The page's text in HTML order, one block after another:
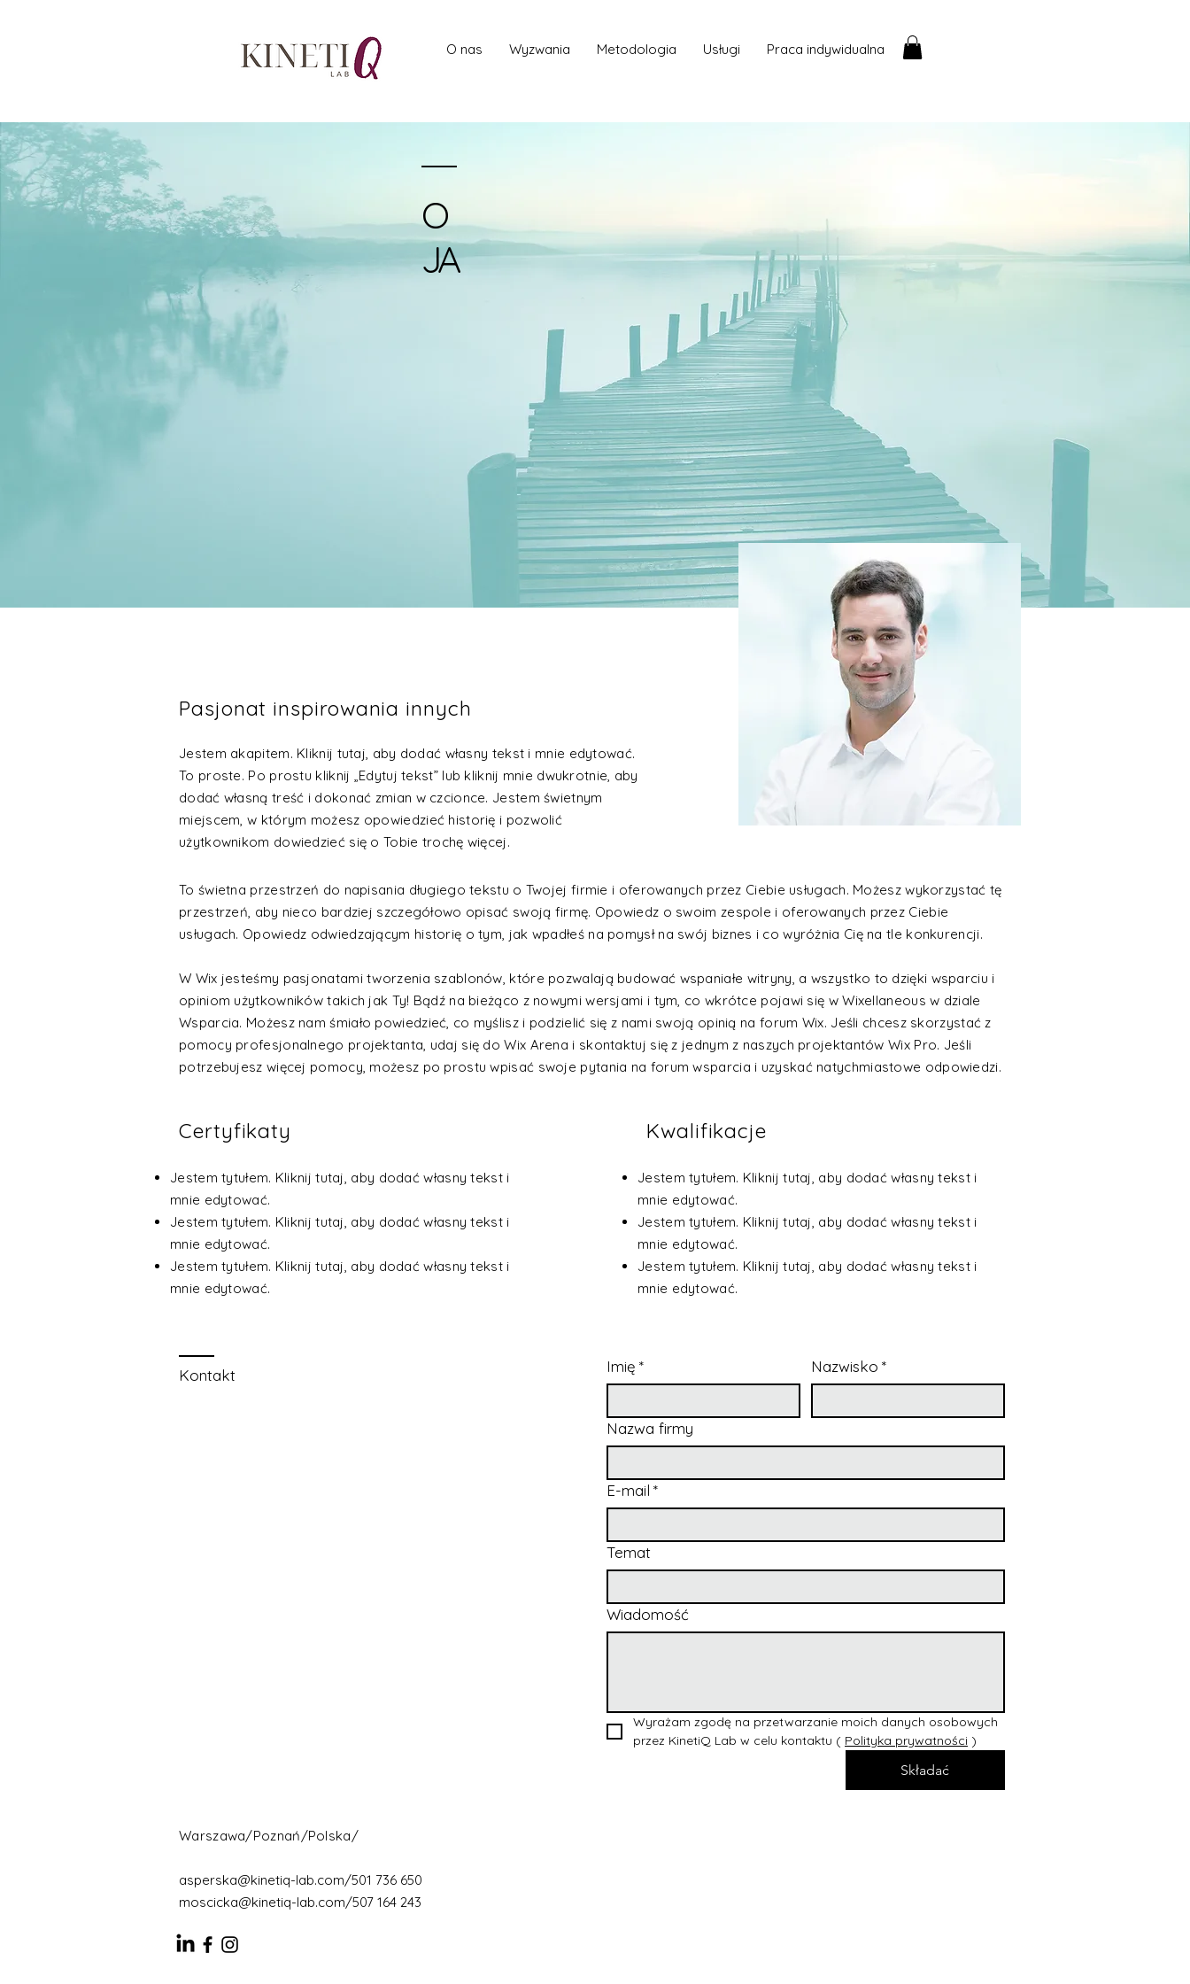
O nas Wyzwania Metodologia Usługi Praca indywidualna
O
JA
Pasjonat inspirowania innych
Jestem akapitem. Kliknij tutaj, aby dodać własny tekst i mnie edytować.
To proste. Po prostu kliknij „Edytuj tekst” lub kliknij mnie dwukrotnie, aby
dodać własną treść i dokonać zmian w czcionce. Jestem świetnym
miejscem, w którym możesz opowiedzieć historię i pozwolić
użytkownikom dowiedzieć się o Tobie trochę więcej.
To świetna przestrzeń do napisania długiego tekstu o Twojej firmie i oferowanych przez Ciebie usługach. Możesz wykorzystać tę
przestrzeń, aby nieco bardziej szczegółowo opisać swoją firmę. Opowiedz o swoim zespole i oferowanych przez Ciebie
usługach. Opowiedz odwiedzającym historię o tym, jak wpadłeś na pomysł na swój biznes i co wyróżnia Cię na tle konkurencji.
W Wix jesteśmy pasjonatami tworzenia szablonów, które pozwalają budować wspaniałe witryny, a wszystko to dzięki wsparciu i
opiniom użytkowników takich jak Ty! Bądź na bieżąco z nowymi wersjami i tym, co wkrótce pojawi się w Wixellaneous w dziale
Wsparcia. Możesz nam śmiało powiedzieć, co myślisz i podzielić się z nami swoją opinią na forum Wix. Jeśli chcesz skorzystać z
pomocy profesjonalnego projektanta, udaj się do Wix Arena i skontaktuj się z jednym z naszych projektantów Wix Pro. Jeśli
potrzebujesz więcej pomocy, możesz po prostu wpisać swoje pytania na forum wsparcia i uzyskać natychmiastowe odpowiedzi.
Certyfikaty
Jestem tytułem. Kliknij tutaj, aby dodać własny tekst i
mnie edytować.
Jestem tytułem. Kliknij tutaj, aby dodać własny tekst i
mnie edytować.
Jestem tytułem. Kliknij tutaj, aby dodać własny tekst i
mnie edytować.
Kwalifikacje
Jestem tytułem. Kliknij tutaj, aby dodać własny tekst i
mnie edytować.
Jestem tytułem. Kliknij tutaj, aby dodać własny tekst i
mnie edytować.
Jestem tytułem. Kliknij tutaj, aby dodać własny tekst i
mnie edytować.
Kontakt Imię * Nazwisko *
Nazwa firmy
E-mail *
Temat
Wiadomość
Wyrażam zgodę na przetwarzanie moich danych osobowych
przez KinetiQ Lab w celu kontaktu ( Polityka prywatności )
Składać
Warszawa/Poznań/Polska/
asperska@kinetiq-lab.com/501 736 650
moscicka@kinetiq-lab.com/507 164 243